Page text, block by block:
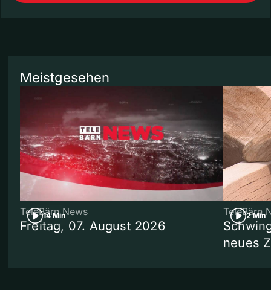
Meistgesehen
14 Min
TeleBärn News
Freitag, 07. August 2026
2 Min
TeleBärn
neues